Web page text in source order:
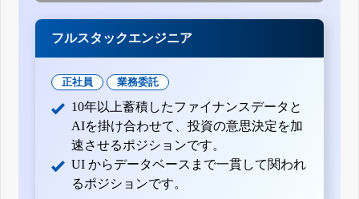
フルスタックエンジニア
正社員 業務委託
10年以上蓄積したファイナンスデータと
AIを掛け合わせて、投資の意思決定を加
速させるポジションです。
UI からデータベースまで一貫して関われ
るポジションです。